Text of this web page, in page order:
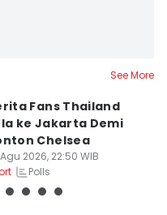
See More
Fans Thailand
ke Jakarta Demi
Chelsea
2026, 22:50 WIB
Polls